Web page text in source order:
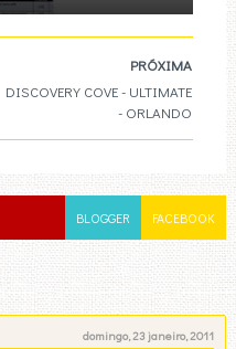
PRÓXIMA
DISCOVERY COVE - ULTIMATE
- ORLANDO
BLOGGER FACEBOOK
domingo, 23 janeiro, 2011